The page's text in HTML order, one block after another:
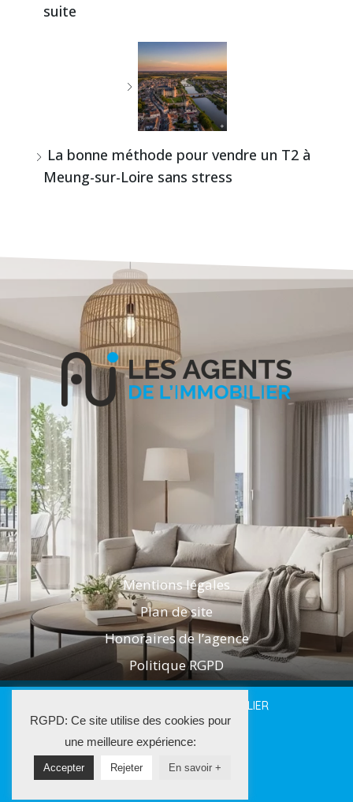
suite
La bonne méthode pour vendre un T2 à
Meung-sur-Loire sans stress
Mentions légales
Plan de site
Honoraires de l’agence
Politique RGPD
2025 LES AGENTS DE L'IMMOBILIER
La Solution Immo
RGPD: Ce site utilise des cookies pour
une meilleure expérience:
Accepter Rejeter En savoir +